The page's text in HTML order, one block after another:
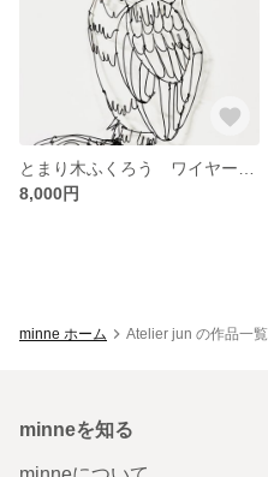
8,000円
minne ホーム Atelier jun の作品一覧
minneを知る